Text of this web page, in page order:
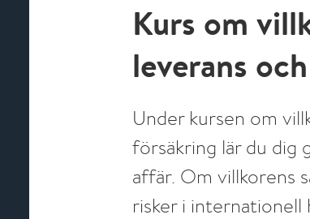
Kurs om
leverans
Under kursen om
försäkring lär du dig
affär. Om villkorens
risker i internationell